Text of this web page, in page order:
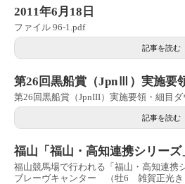
2011年6月18日
ファイル 96-1.pdf
記事を読む
第26回黒船賞（JpnⅢ）実施要
第26回黒船賞（JpnIII）実施要領・細目
記事を読む
福山「福山・高知連携シリーズ
福山競馬場で行われる「福山・高知連携
ブレーヴキャンター （牡6 雑賀正光